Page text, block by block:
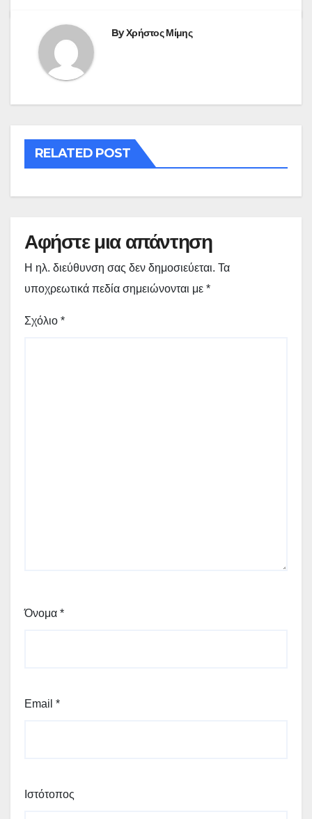
ByΧρήστος Μίμης
RELATED POST
Αφήστε μια απάντηση
Η ηλ. διεύθυνση σας δεν δημοσιεύεται. Τα
υποχρεωτικά πεδία σημειώνονται με *
Σχόλιο *
Όνομα *
Email *
Ιστότοπος